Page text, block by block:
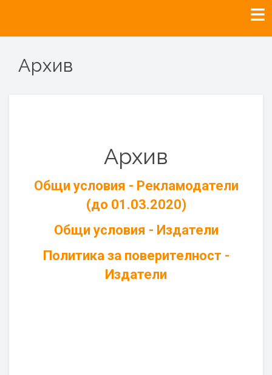
Архив
Архив
Общи условия - Рекламодатели
(до 01.03.2020)
Общи условия - Издатели
Политика за поверителност -
Издатели